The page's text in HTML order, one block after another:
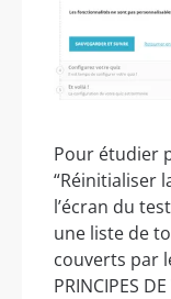
Pour étudier
“Réinitialiser
l’écran du
une liste de
couverts par
PRINCIPES